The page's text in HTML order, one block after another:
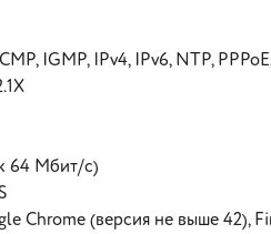
IGMP, IPv4, IPv6, NTP, PPPoE,
64 Мбит/с)
Chrome (версия не выше 42),